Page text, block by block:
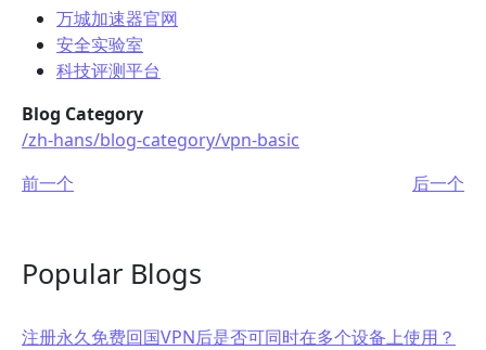
万城加速器官网
安全实验室
科技评测平台
Blog Category
/zh-hans/blog-category/vpn-basic
前一个
后一个
Popular Blogs
注册永久免费回国VPN后是否可同时在多个设备上使用？